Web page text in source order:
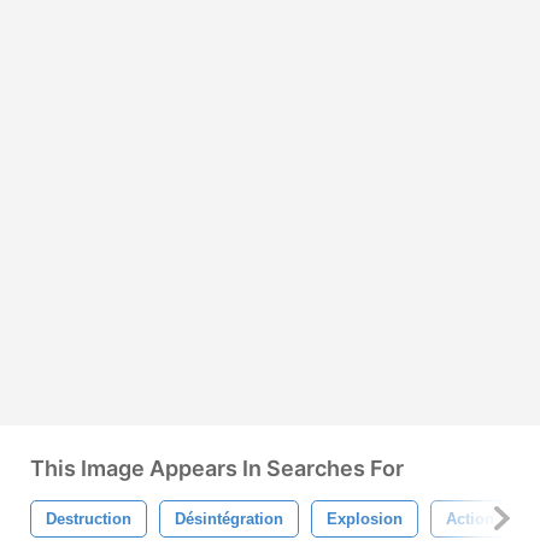
This Image Appears In Searches For
Destruction Désintégration Explosion Action